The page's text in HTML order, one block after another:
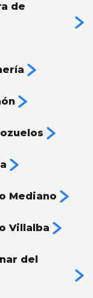
de
Mediano
Villalba
del